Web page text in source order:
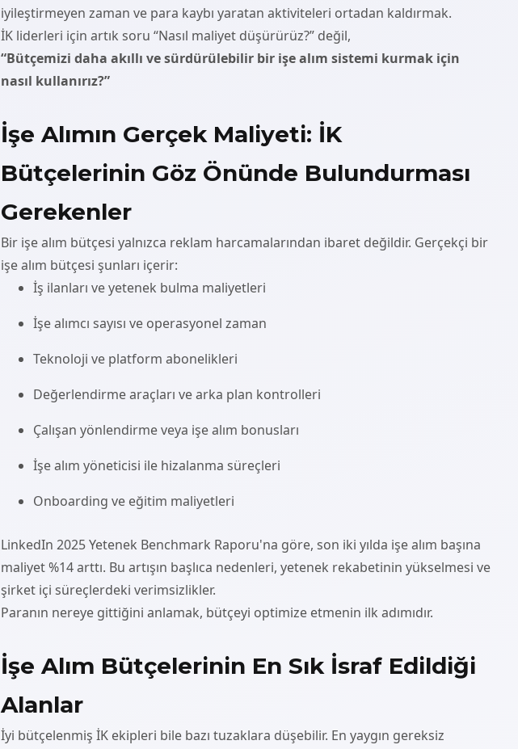
iyileştirmeyen zaman ve para kaybı yaratan aktiviteleri ortadan kaldırmak.
İK liderleri için artık soru “Nasıl maliyet düşürürüz?” değil,
“Bütçemizi daha akıllı ve sürdürülebilir bir işe alım sistemi kurmak için
nasıl kullanırız?”
İşe Alımın Gerçek Maliyeti: İK
Bütçelerinin Göz Önünde Bulundurması
Gerekenler
Bir işe alım bütçesi yalnızca reklam harcamalarından ibaret değildir. Gerçekçi bir
işe alım bütçesi şunları içerir:
İş ilanları ve yetenek bulma maliyetleri
İşe alımcı sayısı ve operasyonel zaman
Teknoloji ve platform abonelikleri
Değerlendirme araçları ve arka plan kontrolleri
Çalışan yönlendirme veya işe alım bonusları
İşe alım yöneticisi ile hizalanma süreçleri
Onboarding ve eğitim maliyetleri
LinkedIn 2025 Yetenek Benchmark Raporu'na göre, son iki yılda işe alım başına
maliyet %14 arttı. Bu artışın başlıca nedenleri, yetenek rekabetinin yükselmesi ve
şirket içi süreçlerdeki verimsizlikler.
Paranın nereye gittiğini anlamak, bütçeyi optimize etmenin ilk adımıdır.
İşe Alım Bütçelerinin En Sık İsraf Edildiği
Alanlar
İyi bütçelenmiş İK ekipleri bile bazı tuzaklara düşebilir. En yaygın gereksiz